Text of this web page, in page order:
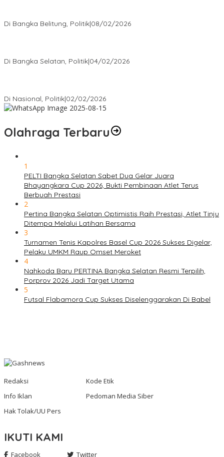
Di Bangka Belitung, Politik|08/02/2026
Di Bangka Selatan, Politik|04/02/2026
Di Nasional, Politik|02/02/2026
Olahraga Terbaru
1
PELTI Bangka Selatan Sabet Dua Gelar Juara
Bhayangkara Cup 2026, Bukti Pembinaan Atlet Terus
Berbuah Prestasi
2
Pertina Bangka Selatan Optimistis Raih Prestasi, Atlet Tinju
Ditempa Melalui Latihan Bersama
3
Turnamen Tenis Kapolres Basel Cup 2026 Sukses Digelar,
Pelaku UMKM Raup Omset Meroket
4
Nahkoda Baru PERTINA Bangka Selatan Resmi Terpilih,
Porprov 2026 Jadi Target Utama
5
Futsal Flabamora Cup Sukses Diselenggarakan Di Babel
Redaksi
Kode Etik
Info Iklan
Pedoman Media Siber
Hak Tolak/UU Pers
IKUTI KAMI
Facebook Twitter